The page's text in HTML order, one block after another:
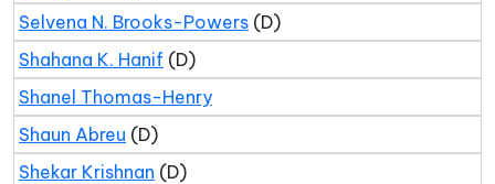
Selvena N. Brooks-Powers (D)
Shahana K. Hanif (D)
Shanel Thomas-Henry
Shaun Abreu (D)
Shekar Krishnan (D)